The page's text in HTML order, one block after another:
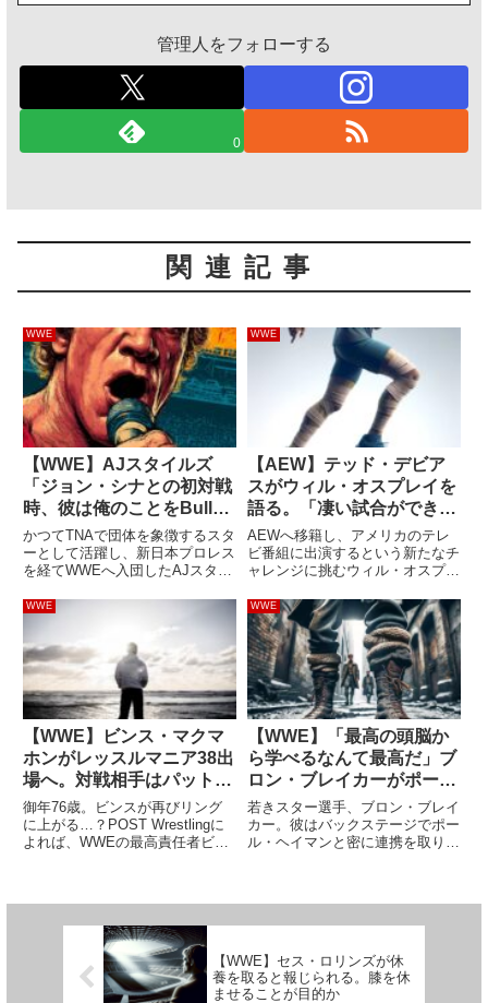
管理人をフォローする
0
関連記事
WWE
【WWE】AJスタイルズ
「ジョン・シナとの初対戦
時、彼は俺のことをBullet
Club時代しか知らなかっ
た」
かつてTNAで団体を象徴するスタ
ーとして活躍し、新日本プロレス
を経てWWEへ入団したAJスタイ
Clubでリーダーを務め、世界的な
籍すると、WWEの顔であるジョ
ン・シナと...
WWE
【AEW】テッド・デビア
スがウィル・オスプレイを
語る。「凄い試合ができて
も、優れたストーリーテリ
ングができないとダメ」
AEWへ移籍し、アメリカのテレ
ビ番組に出演するという新たなチ
ャレンジに挑むウィル・オスプレ
ーンで活躍していた頃よりも、試
合以外のプロモが重要になってく
る世界で、彼はどのように適応し
ていくのでしょうか？ブライア
ン...
WWE
【WWE】ビンス・マクマ
ホンがレッスルマニア38出
場へ。対戦相手はパット・
マカフィーが予定されてい
ると報じられる
御年76歳。ビンスが再びリング
に上がる…？POST Wrestlingに
よれば、WWEの最高責任者ビン
ターを務める元N...
WWE
【WWE】「最高の頭脳か
ら学べるなんて最高だ」ブ
ロン・ブレイカーがポー
ル・ヘイマン師匠からの指
導への喜びを語る
若きスター選手、ブロン・ブレイ
カー。彼はバックステージでポー
ル・ヘイマンと密に連携を取り合
ています。先日、彼はインタビ
【WWE】セス・ロリンズが休
養を取ると報じられる。膝を休
ませることが目的か